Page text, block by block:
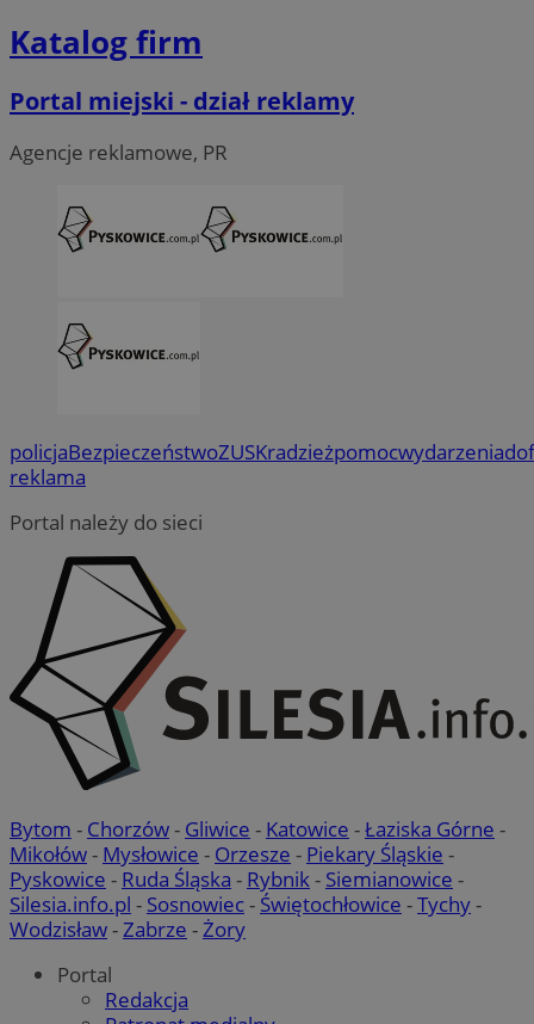
Katalog firm
Portal miejski - dział reklamy
Agencje reklamowe, PR
policjaBezpieczeństwoZUSKradzieżpomocwydarzenia
reklama
Portal należy do sieci
Bytom - Chorzów- Gliwice - Katowice -Łaziska Górne -
Mikołów- Mysłowice - Orzesze - Piekary Śląskie -
Pyskowice - Ruda Śląska - Rybnik - Siemianowice -
Silesia.info.pl - Sosnowiec- Świętochłowice -Tychy-
Wodzisław- Zabrze - Żory
Portal
Redakcja